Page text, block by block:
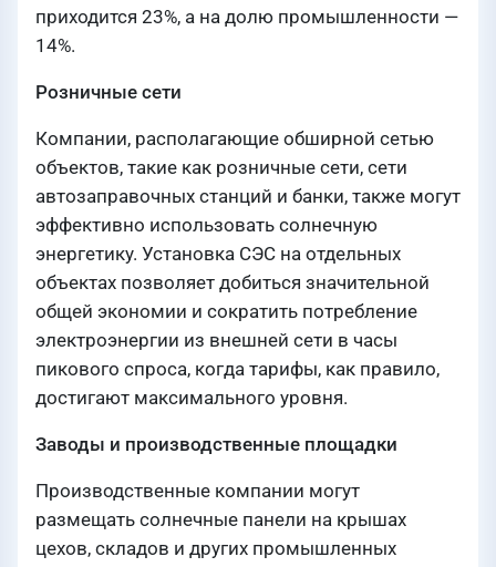
приходится 23%, а на долю промышленности —
14%.
Розничные сети
Компании, располагающие обширной сетью
объектов, такие как розничные сети, сети
автозаправочных станций и банки, также могут
эффективно использовать солнечную
энергетику. Установка СЭС на отдельных
объектах позволяет добиться значительной
общей экономии и сократить потребление
электроэнергии из внешней сети в часы
пикового спроса, когда тарифы, как правило,
достигают максимального уровня.
Заводы и производственные площадки
Производственные компании могут
размещать солнечные панели на крышах
цехов, складов и других промышленных